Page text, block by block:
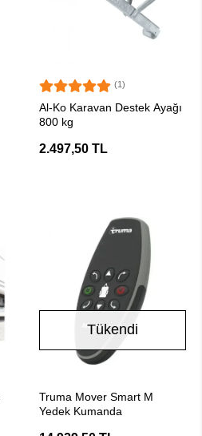
(1)
Al-Ko Karavan Destek Ayağı
800 kg
2.497,50 TL
Tükendi
Truma Mover Smart M
Yedek Kumanda